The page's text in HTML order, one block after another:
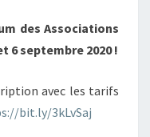
des Associations
6 septembre 2020 !
avec les tarifs
bit.ly/3kLvSaj